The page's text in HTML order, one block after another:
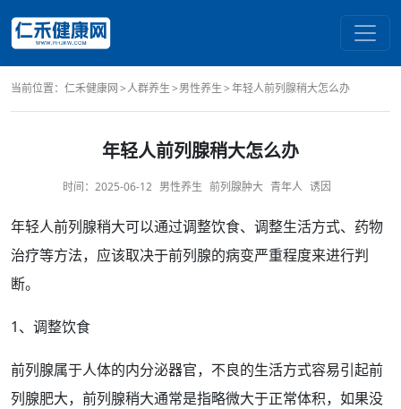
当前位置： 仁禾健康网 人群养生 男性养生 年轻人前列腺稍大怎么办
年轻人前列腺稍大怎么办
时间： 2025-06-12 男性养生 前列腺肿大 青年人 诱因
年轻人前列腺稍大可以通过调整饮食、调整生活方式、 药物
治疗等方法，应该取决于前列腺的病变严重程度来进行判
断。
1、调整饮食
前列腺属于人体的内分泌器官，不良的生活方式容易引起前
列腺肥大， 前列腺稍大通常是指略微大于正常体积，如果没